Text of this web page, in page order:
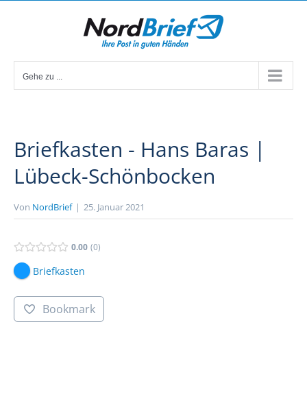
Gehe zu ...
Briefkasten - Hans Baras |
Lübeck-Schönbocken
Von NordBrief | 25. Januar 2021
0.00 0
Briefkasten
Bookmark